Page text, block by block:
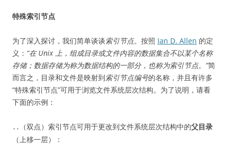
特殊索引节点
为了深入探讨，我们简单谈谈索引节点。按照 Ian D. Allen 的定
义： “在 Unix 上，组成目录或文件内容的数据集合不以某个名称
存储；数据存储为称为数据结构的一部分，也称为索引节点。”简
而言之，目录和文件是映射到索引节点编号的名称，并且有许多
“特殊索引节点”可用于浏览文件系统层次结构。为了说明，请看
下面的示例：
.. （双点）索引节点可用于更改到文件系统层次结构中的父目录
（上移一层）：